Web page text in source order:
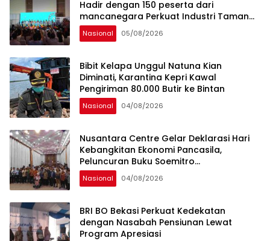
Hadir dengan 150 peserta dari
mancanegara Perkuat Industri Taman
Rekreasi dan Ekosistem Pariwisata di
Tanah Air
Nasional 05/08/2026
Bibit Kelapa Unggul Natuna Kian
Diminati, Karantina Kepri Kawal
Pengiriman 80.000 Butir ke Bintan
Nasional 04/08/2026
Nusantara Centre Gelar Deklarasi Hari
Kebangkitan Ekonomi Pancasila,
Peluncuran Buku Soemitro
Djojohadikusumo Anti Penjajahan
(Pergolakan Ekonomi Politik Indonesia) &
Undang Perekonomian Nasional dan
Kesejahteraan Sosial dalam Menata
Bangsa Menuju Indonesia Emas 2045”,
Nasional 04/08/2026
BRI BO Bekasi Perkuat Kedekatan
dengan Nasabah Pensiunan Lewat
Program Apresiasi